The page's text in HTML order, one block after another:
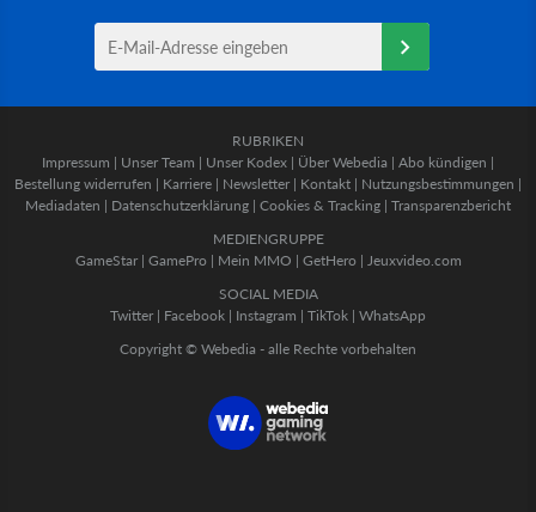
RUBRIKEN
Impressum | Unser Team | Unser Kodex | Über Webedia | Abo kündigen |
Bestellung widerrufen | Karriere | Newsletter | Kontakt | Nutzungsbestimmungen |
Mediadaten | Datenschutzerklärung | Cookies & Tracking | Transparenzbericht
MEDIENGRUPPE
GameStar| GamePro | Mein MMO | GetHero | Jeuxvideo.com
SOCIAL MEDIA
Twitter | Facebook | Instagram | TikTok | WhatsApp
Copyright © Webedia - alle Rechte vorbehalten